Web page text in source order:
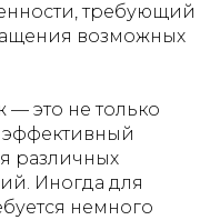
требующий
возможных
— это не только
различных
Иногда для
немного